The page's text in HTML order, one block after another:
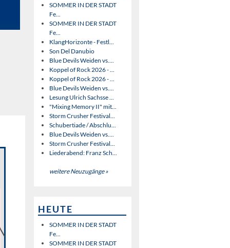
SOMMER IN DER STADT
Fe...
SOMMER IN DER STADT
Fe...
KlangHorizonte - Festl...
Son Del Danubio
Blue Devils Weiden vs....
Koppel of Rock 2026 - ...
Koppel of Rock 2026 - ...
Blue Devils Weiden vs....
Lesung Ulrich Sachsse ...
"Mixing Memory II" mit...
Storm Crusher Festival...
Schubertiade / Abschlu...
Blue Devils Weiden vs....
Storm Crusher Festival...
Liederabend: Franz Sch...
weitere Neuzugänge »
HEUTE
SOMMER IN DER STADT
Fe...
SOMMER IN DER STADT